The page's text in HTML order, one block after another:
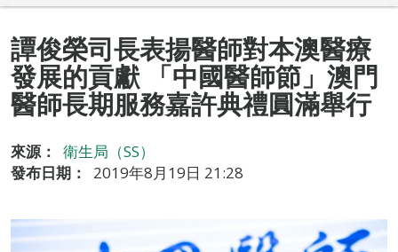
譚俊榮司長表揚醫師對本澳醫療
發展的貢獻 「中國醫師節」澳門
醫師長期服務嘉許典禮圓滿舉行
來源：
衛生局（SS）
發布日期：
2019年8月19日 21:28